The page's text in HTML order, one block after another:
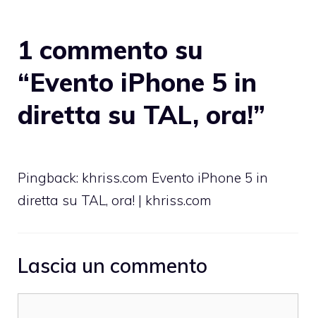
1 commento su
“Evento iPhone 5 in
diretta su TAL, ora!”
Pingback: khriss.com Evento iPhone 5 in
diretta su TAL, ora! | khriss.com
Lascia un commento